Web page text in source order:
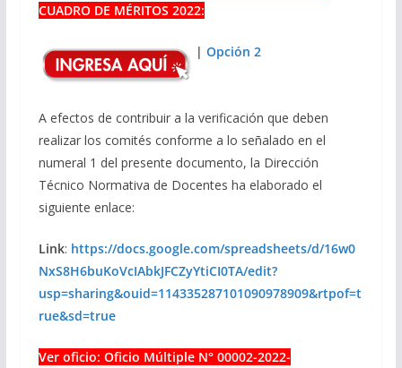
CUADRO DE MÉRITOS 2022:
| Opción 2
A efectos de contribuir a la verificación que deben
realizar los comités conforme a lo señalado en el
numeral 1 del presente documento, la Dirección
Técnico Normativa de Docentes ha elaborado el
siguiente enlace:
Link: https://docs.google.com/spreadsheets/d/16w0
NxS8H6buKoVcIAbkJFCZyYtiCI0TA/edit?
usp=sharing&ouid=114335287101090978909&rtpof=t
rue&sd=true
Ver oficio: Oficio Múltiple N° 00002-2022-